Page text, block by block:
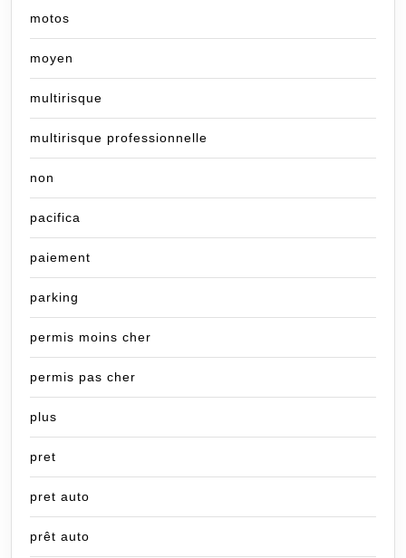
motos
moyen
multirisque
multirisque professionnelle
non
pacifica
paiement
parking
permis moins cher
permis pas cher
plus
pret
pret auto
prêt auto